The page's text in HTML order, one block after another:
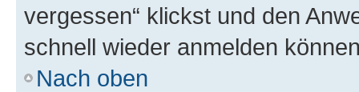
vergessen“ klickst und den
schnell wieder anmelden
Nach oben